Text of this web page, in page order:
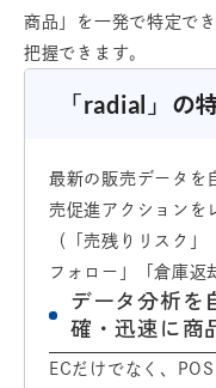
商品」を一発で特定で
把握できます。
「radial」の
最新の販売データを
売促進アクションを
（「売残りリスク
フォロー」「倉庫返
データ分析を
確・迅速に商
ECだけでなく、